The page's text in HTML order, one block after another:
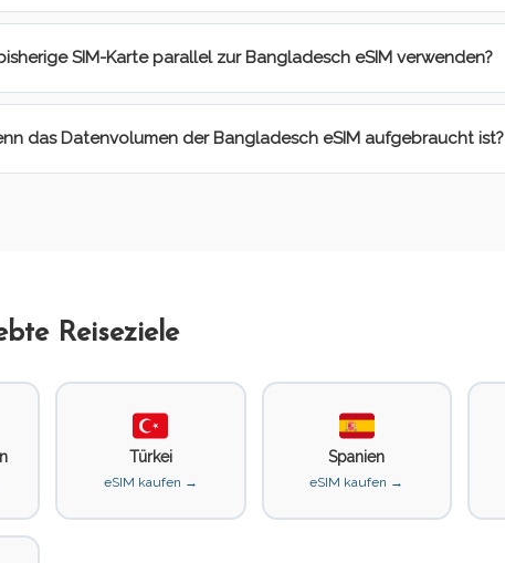
SIM-Karte parallel zur Bangladesch eSIM verwenden?
das Datenvolumen der Bangladesch eSIM aufgebraucht ist?
Reiseziele
Türkei
eSIM kaufen →
Spanien
eSIM kaufen →